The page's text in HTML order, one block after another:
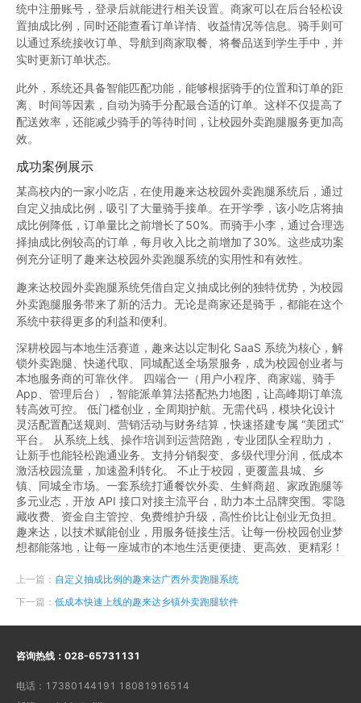
统中注册账号，登录后就能进行相关设置。商家可以在后台轻松设
置抽成比例，同时还能查看订单详情、收益情况等信息。骑手则可
以通过系统接收订单、导航到商家取餐、将餐品送到学生手中，并
实时更新订单状态。
此外，系统还具备智能匹配功能，能够根据骑手的位置和订单的距
离、时间等因素，自动为骑手分配最合适的订单。这样不仅提高了
配送效率，还能减少骑手的等待时间，让校园外卖跑腿服务更加高
效。
成功案例展示
某高校内的一家小吃店，在使用趣来达校园外卖跑腿系统后，通过
自定义抽成比例，吸引了大量骑手接单。在开学季，该小吃店将抽
成比例降低，订单量比之前增长了50%。而骑手小李，通过合理选
择抽成比例较高的订单，每月收入比之前增加了30%。这些成功案
例充分证明了趣来达校园外卖跑腿系统的实用性和有效性。
趣来达校园外卖跑腿系统凭借自定义抽成比例的独特优势，为校园
外卖跑腿服务带来了新的活力。无论是商家还是骑手，都能在这个
系统中获得更多的利益和便利。
深耕校园与本地生活赛道，趣来达以定制化 SaaS 系统为核心，解
锁外卖跑腿、快递代取、同城配送全场景服务，成为校园创业者与
本地服务商的可靠伙伴。 四端合一（用户小程序、商家端、骑手
App、管理后台），智能派单算法搭配热力地图，让高峰期订单流
转高效可控。 低门槛创业，全周期护航。无需代码，模块化设计
灵活配置配送规则、营销活动与财务结算，快速搭建专属 “美团式”
平台。 从系统上线、操作培训到运营陪跑，专业团队全程助力，
让新手也能轻松跑通业务。支持分销裂变、多级代理分润，低成本
激活校园流量，加速盈利转化。 不止于校园，更覆盖县城、乡
镇、同城全市场。一套系统打通餐饮外卖、生鲜商超、家政跑腿等
多元业态，开放 API 接口对接主流平台，助力本土品牌突围。零隐
藏收费、资金自主管控、免费维护升级，高性价比让创业无负担。
趣来达，以技术赋能创业，用服务链接生活。让每一份校园创业梦
想都能落地，让每一座城市的本地生活更便捷、更高效、更精彩！
上一篇： 自定义抽成比例的趣来达广西外卖跑腿系统
下一篇： 低成本快速上线的趣来达乡镇外卖跑腿软件
咨询热线： 028-65731131
电话： 17380144191 18081916514